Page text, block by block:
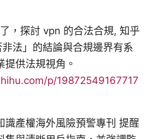
，探討 vpn 的合法合規, 知乎
法」的結論與合規邊界有系
供法規視角。
p/19872549167717
識產權海外風險預警專刊 提醒